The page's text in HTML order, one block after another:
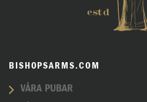
BISHOPSARMS.COM
VÅRA PUBAR